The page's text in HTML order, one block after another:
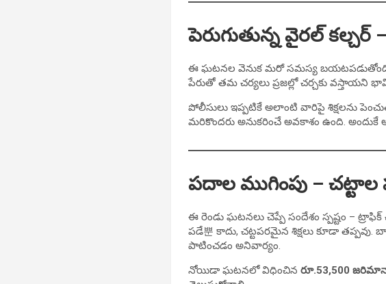
పెరుగుతున్న వైరల్
ఈ ఘటనల వెనుక మరో సమస్య
పేరుతో తమ చర్యలు ప్రజల్లో చర్చకు వస్తాయని
పోలీసులు ఇప్పటికే అలాంటి వారిపై శిక్షలను
మరికొందరు అనుకరించే అవకాశం ఉంది. అందుకే
పదాల ముగింపు – చట్టాల
ఈ రెండు ఘటనలు చెప్పే సందేశం స్పష్టం –
పడే뿐 కాదు, చట్టపరమైన శిక్షలు కూడా
పాటించడం అనివార్యం.
నోయిడా ఘటనలో విధించినరూ.53,500